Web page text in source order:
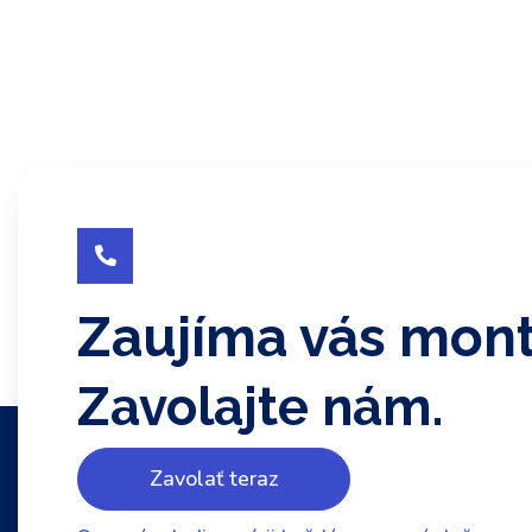

Zaujíma vás
Zavolajte nám.
Zavolať teraz